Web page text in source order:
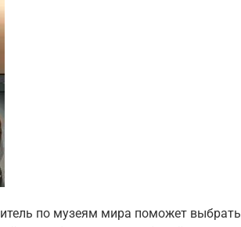
по музеям мира поможет выбрать